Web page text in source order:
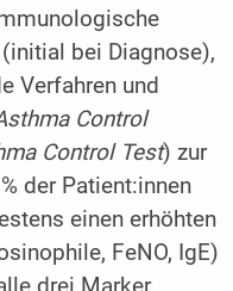
bei Diagnose),
Verfahren und
Control
Control Test) zur
der Patient:innen
einen erhöhten
FeNO, IgE)